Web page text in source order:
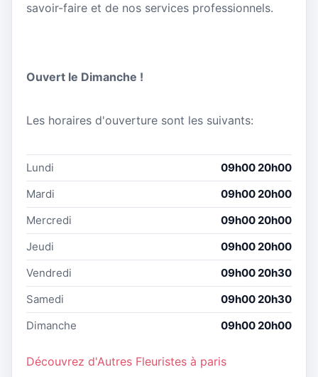
savoir-faire et de nos services professionnels.
Ouvert le Dimanche !
Les horaires d'ouverture sont les suivants:
Lundi
09h00 20h00
Mardi
09h00 20h00
Mercredi
09h00 20h00
Jeudi
09h00 20h00
Vendredi
09h00 20h30
Samedi
09h00 20h30
Dimanche
09h00 20h00
Découvrez d'Autres Fleuristes à paris